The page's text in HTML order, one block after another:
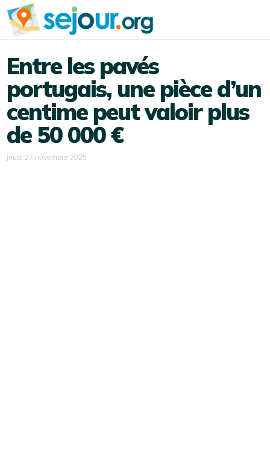
Entre les pavés
portugais, une pièce d’un
centime peut valoir plus
de 50 000 €
jeudi 27 novembre 2025